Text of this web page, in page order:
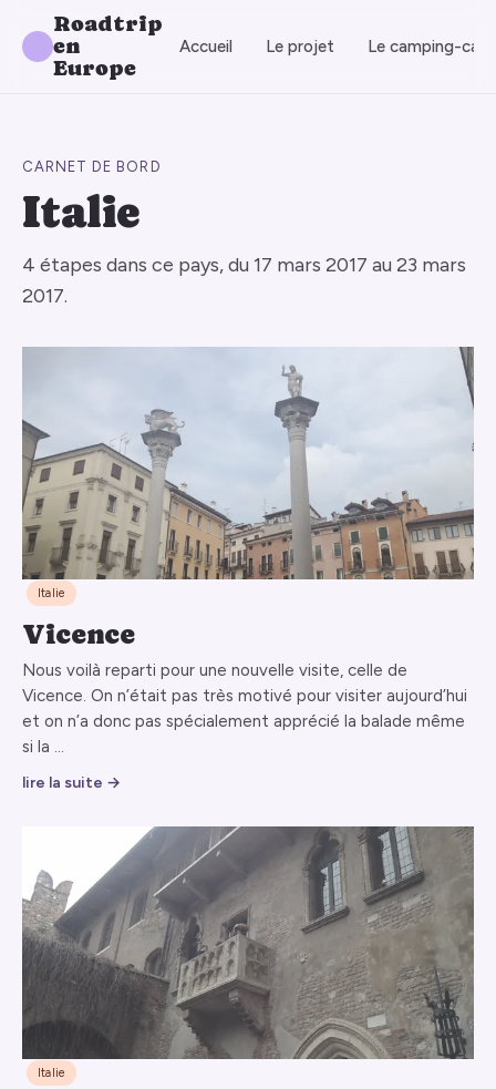
Roadtrip
en
Europe
Accueil Le projet Le camping-car
CARNET DE BORD
Italie
4 étapes dans ce pays, du 17 mars 2017 au 23 mars
2017.
Italie
Vicence
Nous voilà reparti pour une nouvelle visite, celle de
Vicence. On n’était pas très motivé pour visiter aujourd’hui
et on n’a donc pas spécialement apprécié la balade même
si la …
lire la suite →
Italie